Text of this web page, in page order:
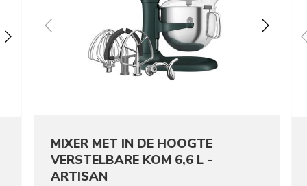
MIXER MET IN DE HOOGTE
VERSTELBARE KOM 6,6 L -
ARTISAN